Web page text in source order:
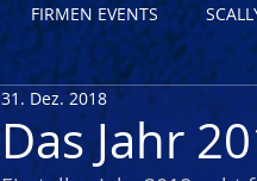
FIRMEN EVENTS
Das Jahr
31. Dez. 2018